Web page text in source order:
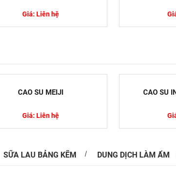
Giá: Liên hệ
CAO SU MEIJI
Giá: Liên hệ
CAO SU
SỮA LAU BẢNG KẼM DUNG DỊCH LÀM ẨM
màu sắc trong sản xuất. Màu sắc không chỉ ảnh